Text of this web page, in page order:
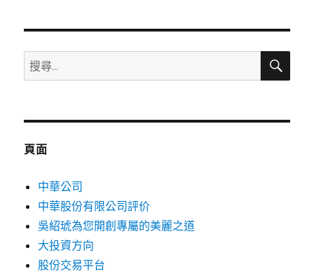
搜
尋
鍵
搜
頁面
中華公司
中華股份有限公司評价
吳紹琥為您開創專屬的美麗之道
大投資方向
股份交易平台